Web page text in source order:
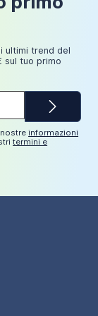
ultimi trend del
sul tuo primo
nostreinformazioni
termini e